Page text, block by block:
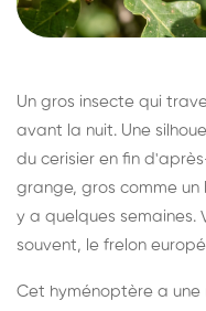
Un gros insecte qui
avant la nuit. Une
du cerisier en fin
grange, gros comme
y a quelques semaines.
souvent, le frelon
Cet hyménoptère a